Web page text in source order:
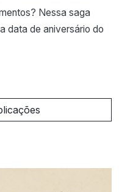
Nessa saga
data de aniversário do